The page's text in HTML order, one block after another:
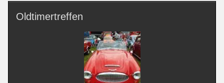
Oldtimertreffen